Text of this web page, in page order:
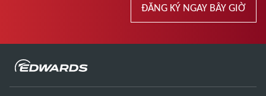
ĐĂNG KÝ NGAY BÂY GIỜ